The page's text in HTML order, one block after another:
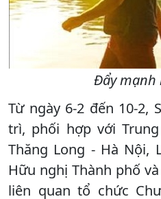
Đẩy mạnh
Từ ngày 6-2 đến 10-2,
trì, phối hợp với
Thăng Long - Hà Nội,
Hữu nghị Thành phố
liên quan tổ chức